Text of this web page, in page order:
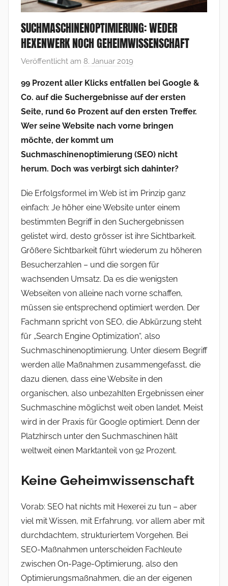
SUCHMASCHINENOPTIMIERUNG: WEDER
HEXENWERK NOCH GEHEIMWISSENSCHAFT
Veröffentlicht am 8. Januar 2019
n
F
r
a
k
V
l
m
e
r
99 Prozent aller Klicks entfallen bei Google &
Co. auf die Suchergebnisse auf der ersten
Seite, rund 60 Prozent auf den ersten Treffer.
Wer seine Website nach vorne bringen
möchte, der kommt um
Suchmaschinenoptimierung (SEO) nicht
herum. Doch was verbirgt sich dahinter?
Die Erfolgsformel im Web ist im Prinzip ganz
einfach: Je höher eine Website unter einem
bestimmten Begriff in den Suchergebnissen
gelistet wird, desto grösser ist ihre Sichtbarkeit.
Größere Sichtbarkeit führt wiederum zu höheren
Besucherzahlen – und die sorgen für
wachsenden Umsatz. Da es die wenigsten
Webseiten von alleine nach vorne schaffen,
müssen sie entsprechend optimiert werden. Der
Fachmann spricht von SEO, die Abkürzung steht
für „Search Engine Optimization“, also
Suchmaschinenoptimierung. Unter diesem Begriff
werden alle Maßnahmen zusammengefasst, die
dazu dienen, dass eine Website in den
organischen, also unbezahlten Ergebnissen einer
Suchmaschine möglichst weit oben landet. Meist
wird in der Praxis für Google optimiert. Denn der
Platzhirsch unter den Suchmaschinen hält
weltweit einen Marktanteil von 92 Prozent.
Keine Geheimwissenschaft
Vorab: SEO hat nichts mit Hexerei zu tun – aber
viel mit Wissen, mit Erfahrung, vor allem aber mit
durchdachtem, strukturiertem Vorgehen. Bei
SEO-Maßnahmen unterscheiden Fachleute
zwischen On-Page-Optimierung, also den
Optimierungsmaßnahmen, die an der eigenen